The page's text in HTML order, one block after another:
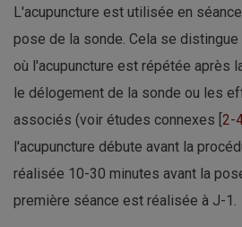
L'acupuncture est utilisée en
pose de la sonde. Cela se
où l'acupuncture est répétée après
le délogement de la sonde ou les
associés (voir études connexes [ 2-
l'acupuncture débute avant la
réalisée 10-30 minutes avant la
première séance est réalisée à J-1.